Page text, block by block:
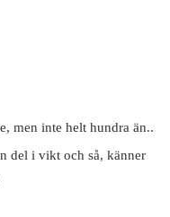
men inte helt hundra än..
del i vikt och så, känner